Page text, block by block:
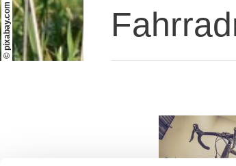
© pixabay.com